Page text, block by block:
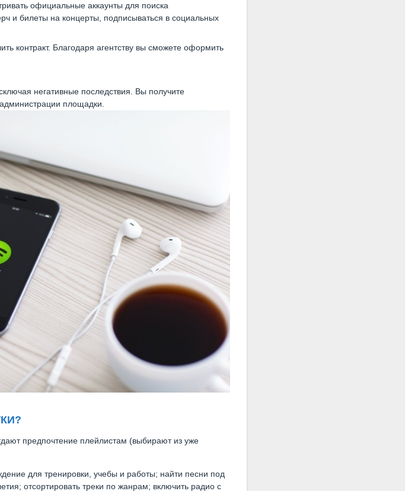
официальные аккаунты для поиска
и билеты на концерты, подписываться в социальных
контракт. Благодаря агентству вы сможете оформить
негативные последствия. Вы получите
площадки.
предпочтение плейлистам (выбирают из уже
для тренировки, учебы и работы; найти песни под
отсортировать треки по жанрам; включить радио с